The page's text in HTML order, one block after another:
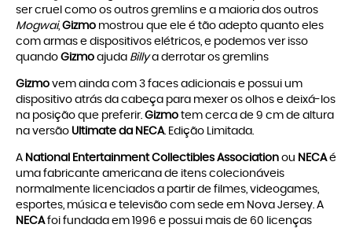
ser cruel como os outros gremlins e a maioria dos outros
Mogwai, Gizmo mostrou que ele é tão adepto quanto eles
com armas e dispositivos elétricos, e podemos ver isso
quando Gizmo ajuda Billya derrotar os gremlins
Gizmo vem ainda com 3 faces adicionais e possui um
dispositivo atrás da cabeça para mexer os olhos e deixá-los
na posição que preferir. Gizmo tem cerca de 9 cm de altura
na versão Ultimate da NECA. Edição Limitada.
A National Entertainment Collectibles Association ou NECAé
uma fabricante americana de itens colecionáveis
normalmente licenciados a partir de filmes, videogames,
esportes, música e televisão com sede em Nova Jersey. A
NECAfoi fundada em 1996 e possui mais de 60 licenças